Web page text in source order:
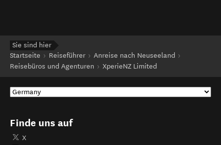
Sie sind hier
Startseite
Reiseführer
Anreise nach Neuseeland
Reisebüros und Agenturen
XperieNZ Limited
Finde uns auf
X